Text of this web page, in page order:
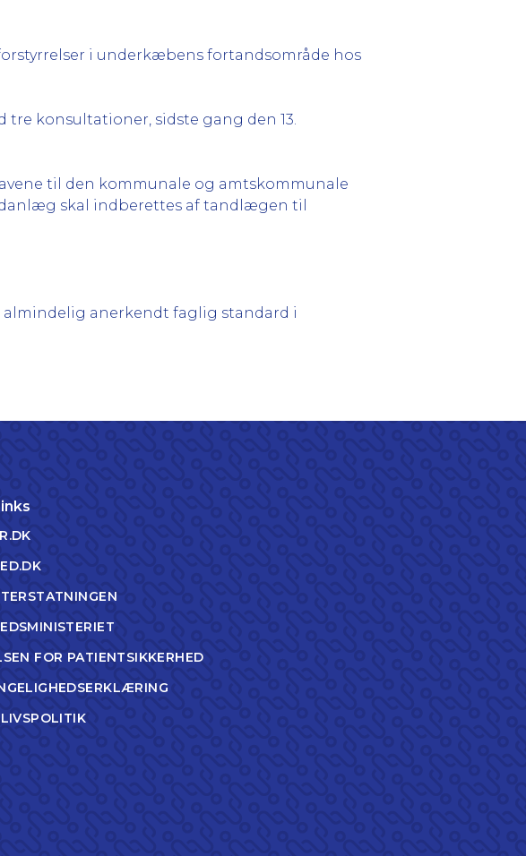
i underkæbens fortandsområde hos
tre konsultationer, sidste gang den 13.
til den kommunale og amtskommunale
skal indberettes af tandlægen til
anerkendt faglig standard i
FOR PATIENTSIKKERHED